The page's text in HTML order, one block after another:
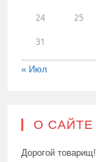
24 25
31
« Июл
О САЙТЕ
Дорогой товарищ!